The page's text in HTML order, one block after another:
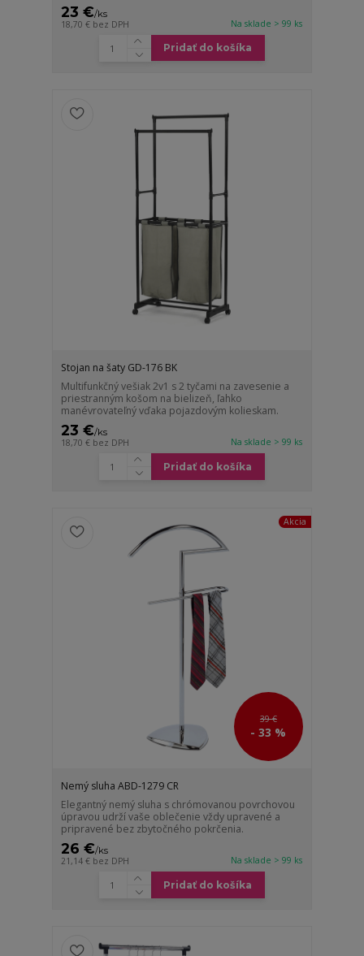
23 €/ks
18,70 € bez DPH Na sklade > 99 ks
Pridať do košíka
Stojan na šaty GD-176 BK
Multifunkčný vešiak 2v1 s 2 tyčami na zavesenie a
priestranným košom na bielizeň, ľahko
manévrovateľný vďaka pojazdovým kolieskam.
23 €/ks
18,70 € bez DPH Na sklade > 99 ks
Pridať do košíka
Akcia
39 €
- 33 %
Nemý sluha ABD-1279 CR
Elegantný nemý sluha s chrómovanou povrchovou
úpravou udrží vaše oblečenie vždy upravené a
pripravené bez zbytočného pokrčenia.
26 €/ks
21,14 € bez DPH Na sklade > 99 ks
Pridať do košíka